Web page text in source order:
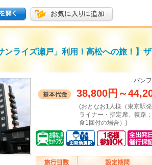
ンライズ瀬戸」利用！高松への旅！
パン
38,800円 ～
(おとなお1人様（東京駅
ライナー・指定席、復路
食1回付の場合）)